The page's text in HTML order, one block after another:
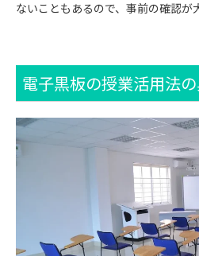
ないこともあるので、事前の確認が
電子黒板の授業活用法